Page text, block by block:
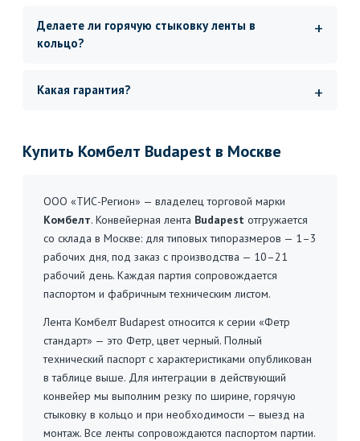
Делаете ли горячую стыковку ленты в
кольцо?
Какая гарантия?
Купить Комбелт Budapest в Москве
ООО «ТИС-Регион» — владелец торговой марки
Комбелт. Конвейерная лента Budapest отгружается
со склада в Москве: для типовых типоразмеров — 1–3
рабочих дня, под заказ с производства — 10–21
рабочий день. Каждая партия сопровождается
паспортом и фабричным техническим листом.
Лента Комбелт Budapest относится к серии «Фетр
стандарт» — это Фетр, цвет черный. Полный
технический паспорт с характеристиками опубликован
в таблице выше. Для интеграции в действующий
конвейер мы выполним резку по ширине, горячую
стыковку в кольцо и при необходимости — выезд на
монтаж. Все ленты сопровождаются паспортом партии.